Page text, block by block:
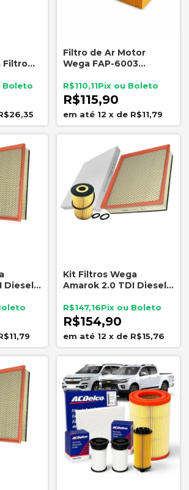
Filtro
Filtro de Ar Motor
Wega FAP-6003
Sprinter CA5875
R$115,90
R$110,11
12 x de R$11,79
Diesel
Kit Filtros Wega
Amarok 2.0 TDI Diesel
WOE680 AKX1140
R$154,90
R$147,16
12 x de R$15,76